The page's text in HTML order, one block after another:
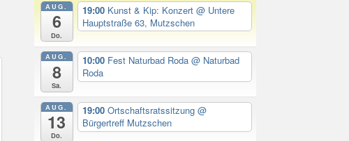
AUG.
6
Do.
19:00 Kunst & Kip: Konzert @ Untere
Hauptstraße 63, Mutzschen
AUG.
8
Sa.
10:00 Fest Naturbad Roda @ Naturbad
Roda
AUG.
13
Do.
19:00 Ortschaftsratssitzung @
Bürgertreff Mutzschen